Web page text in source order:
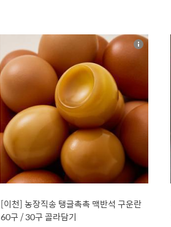
11
[이천] 농장직송 탱글촉촉 맥반석 구운란
60구 / 30구 골라담기
상
세